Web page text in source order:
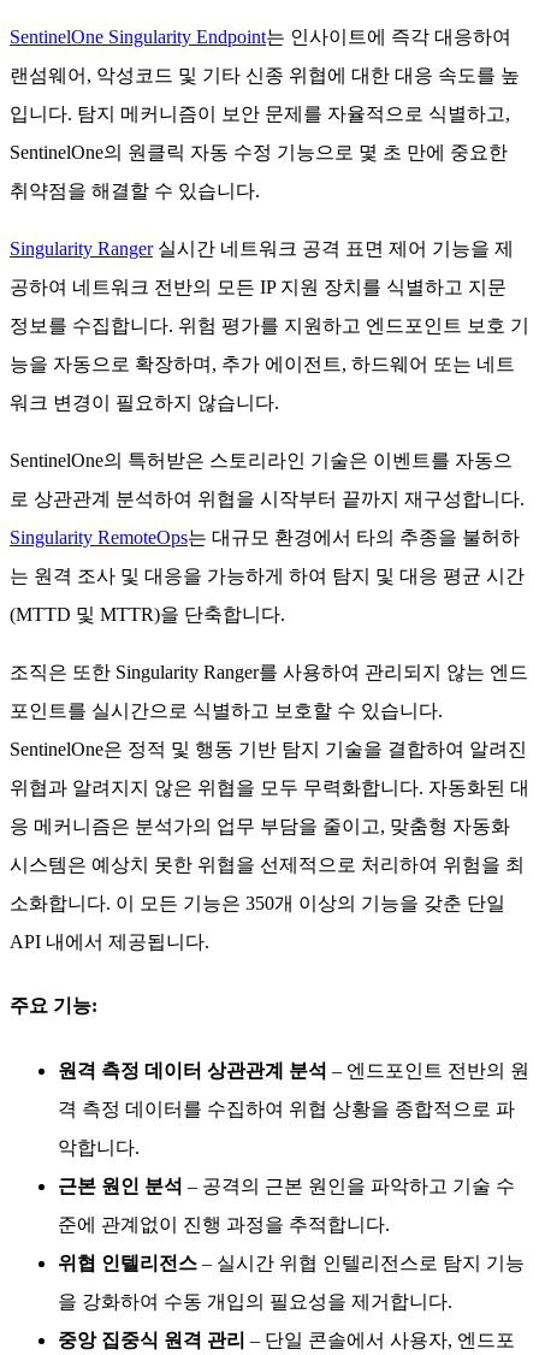
SentinelOne Singularity Endpoint는 인사이트에 즉각 대응하여
랜섬웨어, 악성코드 및 기타 신종 위협에 대한 대응 속도를 높
입니다. 탐지 메커니즘이 보안 문제를 자율적으로 식별하고,
SentinelOne의 원클릭 자동 수정 기능으로 몇 초 만에 중요한
취약점을 해결할 수 있습니다.
Singularity Ranger실시간 네트워크 공격 표면 제어 기능을 제
공하여 네트워크 전반의 모든 IP 지원 장치를 식별하고 지문
정보를 수집합니다. 위험 평가를 지원하고 엔드포인트 보호 기
능을 자동으로 확장하며, 추가 에이전트, 하드웨어 또는 네트
워크 변경이 필요하지 않습니다.
SentinelOne의 특허받은 스토리라인 기술은 이벤트를 자동으
로 상관관계 분석하여 위협을 시작부터 끝까지 재구성합니다.
Singularity RemoteOps는 대규모 환경에서 타의 추종을 불허하
는 원격 조사 및 대응을 가능하게 하여 탐지 및 대응 평균 시간
(MTTD 및 MTTR)을 단축합니다.
조직은 또한 Singularity Ranger를 사용하여 관리되지 않는 엔드
포인트를 실시간으로 식별하고 보호할 수 있습니다.
SentinelOne은 정적 및 행동 기반 탐지 기술을 결합하여 알려진
위협과 알려지지 않은 위협을 모두 무력화합니다. 자동화된 대
응 메커니즘은 분석가의 업무 부담을 줄이고, 맞춤형 자동화
시스템은 예상치 못한 위협을 선제적으로 처리하여 위험을 최
소화합니다. 이 모든 기능은 350개 이상의 기능을 갖춘 단일
API 내에서 제공됩니다.
주요 기능:
원격 측정 데이터 상관관계 분석 – 엔드포인트 전반의 원
격 측정 데이터를 수집하여 위협 상황을 종합적으로 파
악합니다.
근본 원인 분석 – 공격의 근본 원인을 파악하고 기술 수
준에 관계없이 진행 과정을 추적합니다.
위협 인텔리전스 – 실시간 위협 인텔리전스로 탐지 기능
을 강화하여 수동 개입의 필요성을 제거합니다.
중앙 집중식 원격 관리 – 단일 콘솔에서 사용자, 엔드포